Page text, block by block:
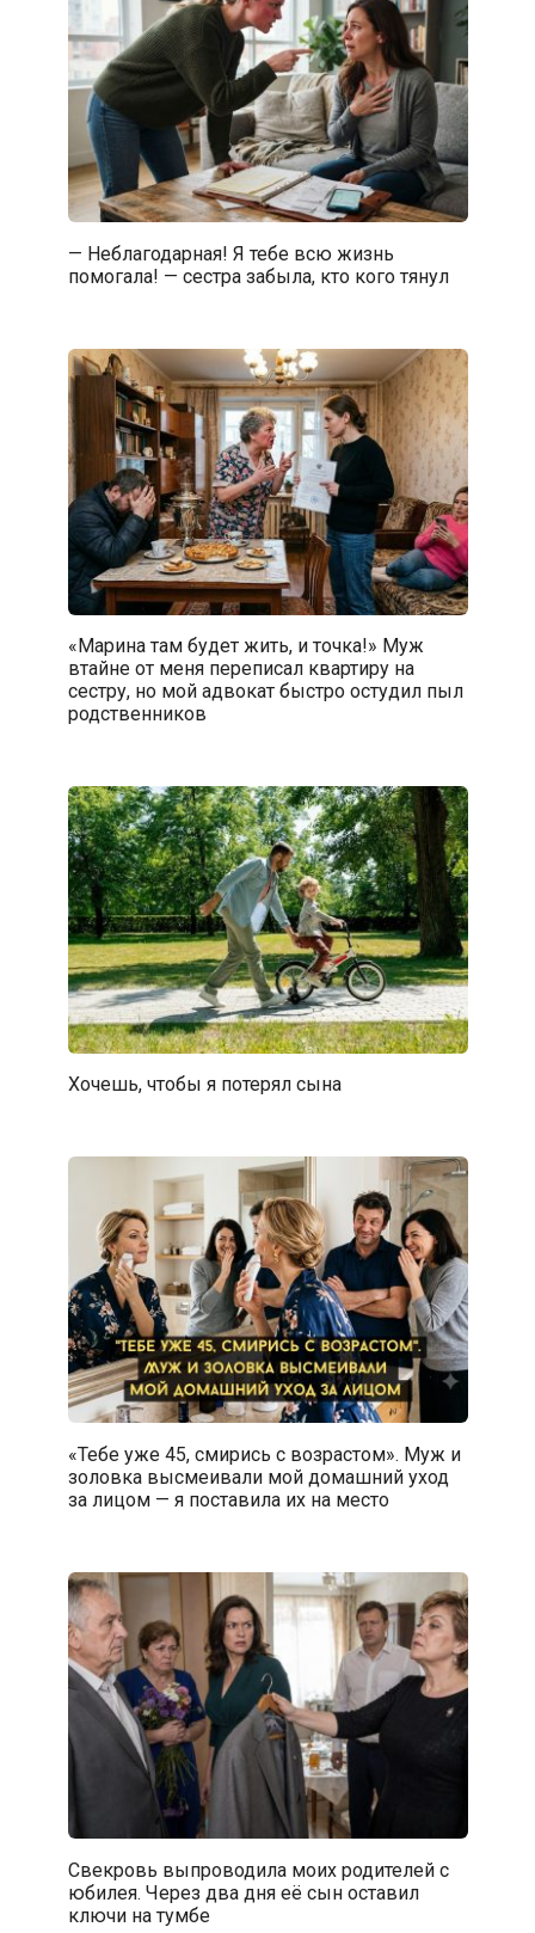
— Неблагодарная! Я тебе всю жизнь
помогала! — сестра забыла, кто кого тянул
«Марина там будет жить, и точка!» Муж
втайне от меня переписал квартиру на
сестру, но мой адвокат быстро остудил пыл
родственников
Хочешь, чтобы я потерял сына
«Тебе уже 45, смирись с возрастом». Муж и
золовка высмеивали мой домашний уход
за лицом — я поставила их на место
Свекровь выпроводила моих родителей с
юбилея. Через два дня её сын оставил
ключи на тумбе